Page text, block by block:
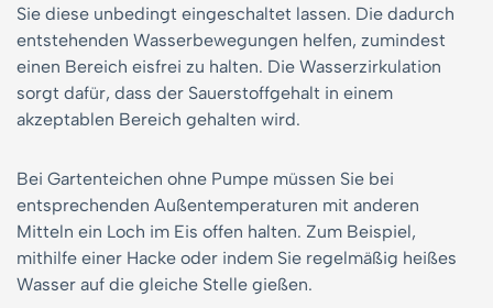
Sie diese unbedingt eingeschaltet lassen. Die dadurch
entstehenden Wasserbewegungen helfen, zumindest
einen Bereich eisfrei zu halten. Die Wasserzirkulation
sorgt dafür, dass der Sauerstoffgehalt in einem
akzeptablen Bereich gehalten wird.
Bei Gartenteichen ohne Pumpe müssen Sie bei
entsprechenden Außentemperaturen mit anderen
Mitteln ein Loch im Eis offen halten. Zum Beispiel,
mithilfe einer Hacke oder indem Sie regelmäßig heißes
Wasser auf die gleiche Stelle gießen.